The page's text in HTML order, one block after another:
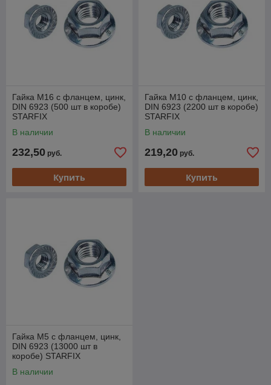
Гайка М16 с фланцем, цинк,
DIN 6923 (500 шт в коробе)
STARFIX
В наличии
232,50 руб.
Купить
Гайка М10 с фланцем, цинк,
DIN 6923 (2200 шт в коробе)
STARFIX
В наличии
219,20 руб.
Купить
Гайка М5 с фланцем, цинк,
DIN 6923 (13000 шт в
коробе) STARFIX
В наличии